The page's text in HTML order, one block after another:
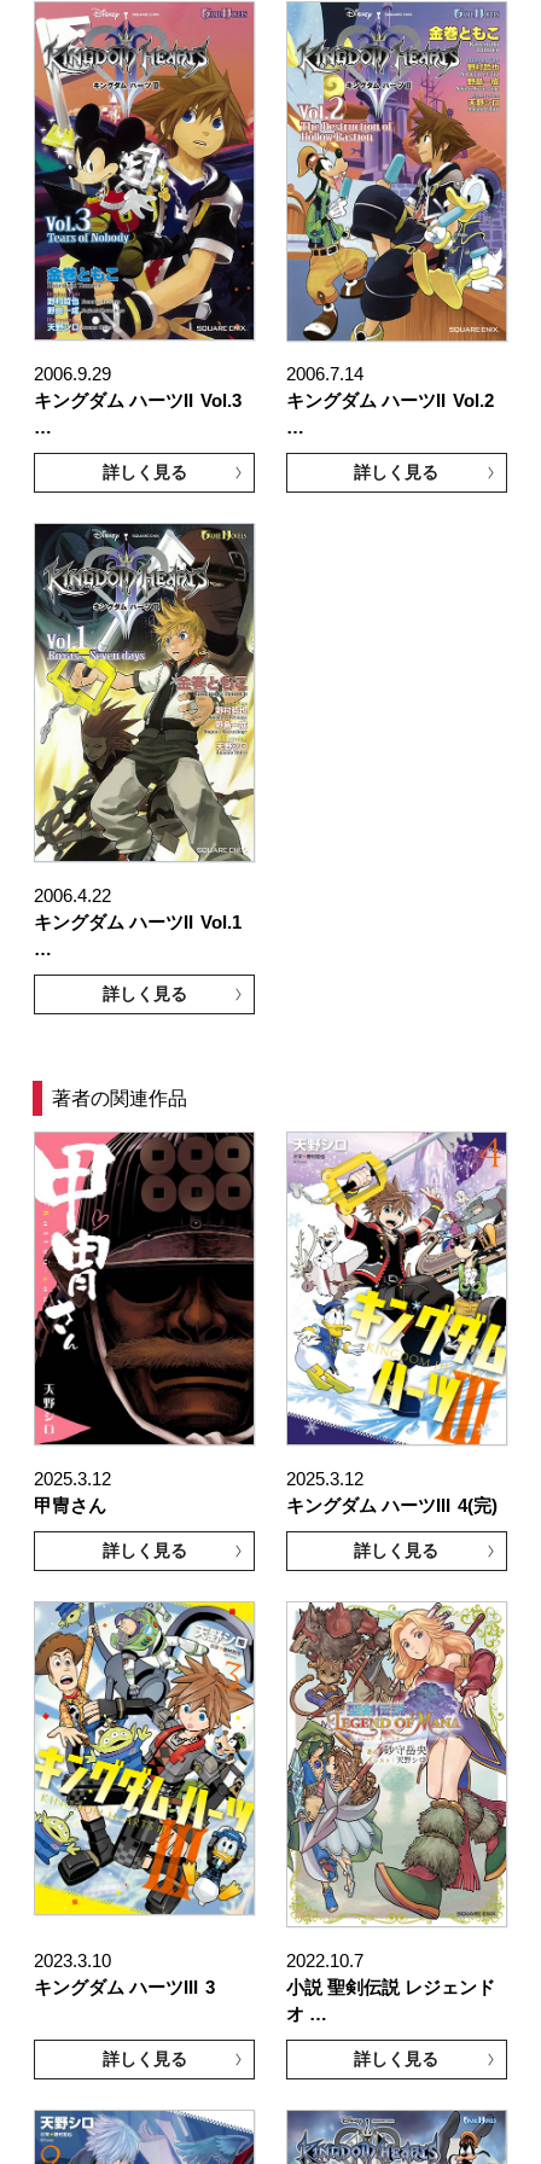
2006.9.29
キングダム ハーツII Vol.3
…
詳しく見る
2006.7.14
キングダム ハーツII Vol.2
…
詳しく見る
2006.4.22
キングダム ハーツII Vol.1
…
詳しく見る
著者の関連作品
2025.3.12
甲冑さん
詳しく見る
2025.3.12
キングダム ハーツIII 4(完)
詳しく見る
2023.3.10
キングダム ハーツIII 3
詳しく見る
2022.10.7
小説 聖剣伝説 レジェンド
オ …
詳しく見る